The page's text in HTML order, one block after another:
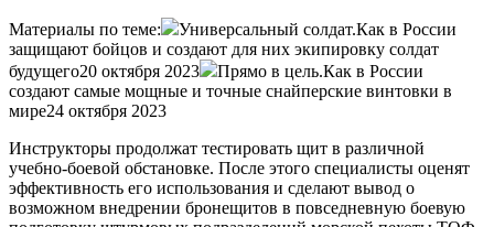
Материалы по теме:
Универсальный солдат.Как в России
защищают бойцов и создают для них экипировку солдат
будущего20 октября 2023
Прямо в цель.Как в России
создают самые мощные и точные снайперские винтовки в
мире24 октября 2023
Инструкторы продолжат тестировать щит в различной
учебно-боевой обстановке. После этого специалисты оценят
эффективность его использования и сделают вывод о
возможном внедрении бронещитов в повседневную боевую